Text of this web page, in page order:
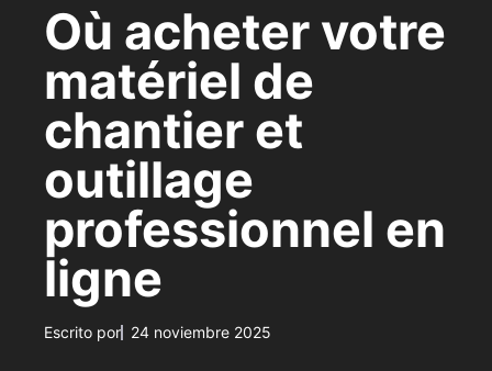
Où acheter votre
matériel de
chantier et
outillage
professionnel en
ligne
Escrito por 24 noviembre 2025